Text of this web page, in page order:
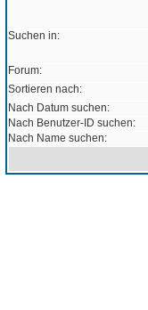
Suchen in:
Forum:
Sortieren nach:
Nach Datum suchen:
Nach Benutzer-ID suchen:
Nach Name suchen: